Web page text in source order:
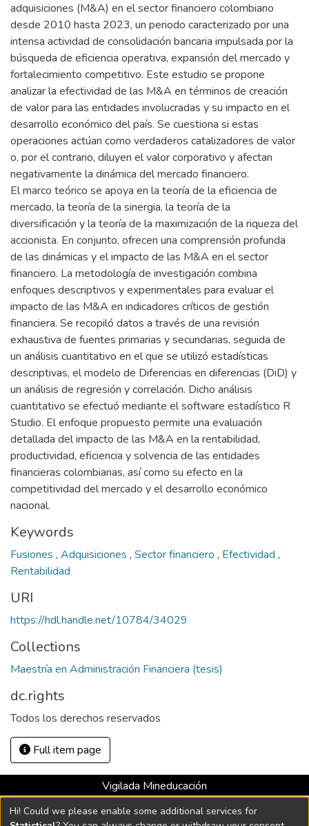
adquisiciones (M&A) en el sector financiero colombiano
desde 2010 hasta 2023, un periodo caracterizado por una
intensa actividad de consolidación bancaria impulsada por la
búsqueda de eficiencia operativa, expansión del mercado y
fortalecimiento competitivo. Este estudio se propone
analizar la efectividad de las M&A en términos de creación
de valor para las entidades involucradas y su impacto en el
desarrollo económico del país. Se cuestiona si estas
operaciones actúan como verdaderos catalizadores de valor
o, por el contrario, diluyen el valor corporativo y afectan
negativamente la dinámica del mercado financiero.
El marco teórico se apoya en la teoría de la eficiencia de
mercado, la teoría de la sinergia, la teoría de la
diversificación y la teoría de la maximización de la riqueza del
accionista. En conjunto, ofrecen una comprensión profunda
de las dinámicas y el impacto de las M&A en el sector
financiero. La metodología de investigación combina
enfoques descriptivos y experimentales para evaluar el
impacto de las M&A en indicadores críticos de gestión
financiera. Se recopiló datos a través de una revisión
exhaustiva de fuentes primarias y secundarias, seguida de
un análisis cuantitativo en el que se utilizó estadísticas
descriptivas, el modelo de Diferencias en diferencias (DiD) y
un análisis de regresión y correlación. Dicho análisis
cuantitativo se efectuó mediante el software estadístico R
Studio. El enfoque propuesto permite una evaluación
detallada del impacto de las M&A en la rentabilidad,
productividad, eficiencia y solvencia de las entidades
financieras colombianas, así como su efecto en la
competitividad del mercado y el desarrollo económico
nacional.
Keywords
Fusiones , Adquisiciones , Sector financiero , Efectividad ,
Rentabilidad
URI
https://hdl.handle.net/10784/34029
Collections
Maestría en Administración Financiera (tesis)
dc.rights
Todos los derechos reservados
Full item page
Vigilada Mineducación
Universidad con Acreditación Institucional hasta 2026 -
Resolución MEN 2158 de 2018
Hi! Could we please enable some additional services for